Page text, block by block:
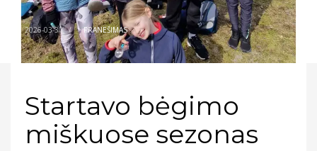
2026-03-30 / >PRANEŠIMAS
Startavo bėgimo
miškuose sezonas